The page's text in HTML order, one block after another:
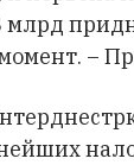
млрд
–